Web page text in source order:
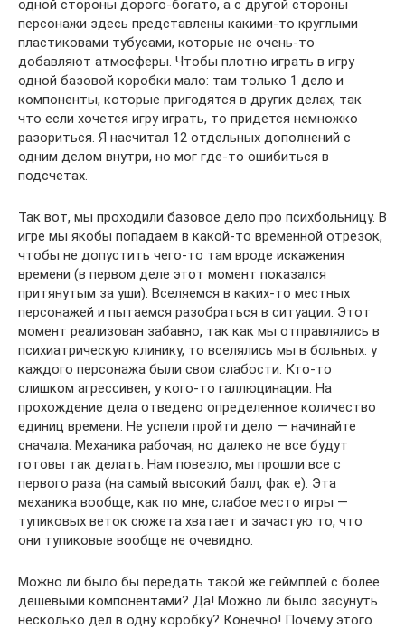
одной стороны дорого-богато, а с другой стороны
персонажи здесь представлены какими-то круглыми
пластиковами тубусами, которые не очень-то
добавляют атмосферы. Чтобы плотно играть в игру
одной базовой коробки мало: там только 1 дело и
компоненты, которые пригодятся в других делах, так
что если хочется игру играть, то придется немножко
разориться. Я насчитал 12 отдельных дополнений с
одним делом внутри, но мог где-то ошибиться в
подсчетах.
Так вот, мы проходили базовое дело про психбольницу. В
игре мы якобы попадаем в какой-то временной отрезок,
чтобы не допустить чего-то там вроде искажения
времени (в первом деле этот момент показался
притянутым за уши). Вселяемся в каких-то местных
персонажей и пытаемся разобраться в ситуации. Этот
момент реализован забавно, так как мы отправлялись в
психиатрическую клинику, то вселялись мы в больных: у
каждого персонажа были свои слабости. Кто-то
слишком агрессивен, у кого-то галлюцинации. На
прохождение дела отведено определенное количество
единиц времени. Не успели пройти дело — начинайте
сначала. Механика рабочая, но далеко не все будут
готовы так делать. Нам повезло, мы прошли все с
первого раза (на самый высокий балл, фак е). Эта
механика вообще, как по мне, слабое место игры —
тупиковых веток сюжета хватает и зачастую то, что
они тупиковые вообще не очевидно.
Можно ли было бы передать такой же геймплей с более
дешевыми компонентами? Да! Можно ли было засунуть
несколько дел в одну коробку? Конечно! Почему этого